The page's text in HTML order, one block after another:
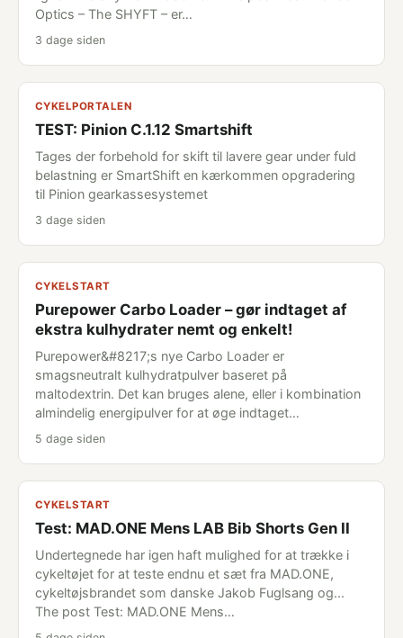
Optics – The SHYFT – er…
3 dage siden
CYKELPORTALEN
TEST: Pinion C.1.12 Smartshift
Tages der forbehold for skift til lavere gear under fuld
belastning er SmartShift en kærkommen opgradering
til Pinion gearkassesystemet
3 dage siden
CYKELSTART
Purepower Carbo Loader – gør indtaget af
ekstra kulhydrater nemt og enkelt!
Purepower&#8217;s nye Carbo Loader er
smagsneutralt kulhydratpulver baseret på
maltodextrin. Det kan bruges alene, eller i kombination
almindelig energipulver for at øge indtaget…
5 dage siden
CYKELSTART
Test: MAD.ONE Mens LAB Bib Shorts Gen II
Undertegnede har igen haft mulighed for at trække i
cykeltøjet for at teste endnu et sæt fra MAD.ONE,
cykeltøjsbrandet som danske Jakob Fuglsang og...
The post Test: MAD.ONE Mens…